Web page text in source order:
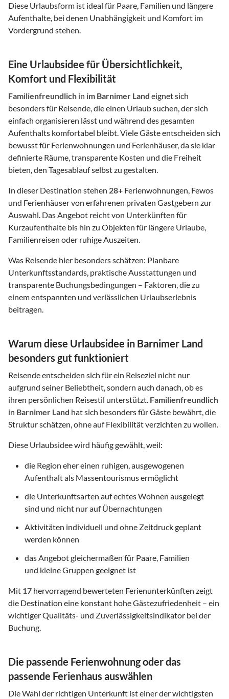
Diese Urlaubsform ist ideal für Paare, Familien und längere
Aufenthalte, bei denen Unabhängigkeit und Komfort im
Vordergrund stehen.
Eine Urlaubsidee für Übersichtlichkeit,
Komfort und Flexibilität
Familienfreundlich in im Barnimer Land eignet sich
besonders für Reisende, die einen Urlaub suchen, der sich
einfach organisieren lässt und während des gesamten
Aufenthalts komfortabel bleibt. Viele Gäste entscheiden sich
bewusst für Ferienwohnungen und Ferienhäuser, da sie klar
definierte Räume, transparente Kosten und die Freiheit
bieten, den Tagesablauf selbst zu gestalten.
In dieser Destination stehen 28+ Ferienwohnungen, Fewos
und Ferienhäuser von erfahrenen privaten Gastgebern zur
Auswahl. Das Angebot reicht von Unterkünften für
Kurzaufenthalte bis hin zu Objekten für längere Urlaube,
Familienreisen oder ruhige Auszeiten.
Was Reisende hier besonders schätzen: Planbare
Unterkunftsstandards, praktische Ausstattungen und
transparente Buchungsbedingungen – Faktoren, die zu
einem entspannten und verlässlichen Urlaubserlebnis
beitragen.
Warum diese Urlaubsidee in Barnimer Land
besonders gut funktioniert
Reisende entscheiden sich für ein Reiseziel nicht nur
aufgrund seiner Beliebtheit, sondern auch danach, ob es
ihren persönlichen Reisestil unterstützt. Familienfreundlich
in Barnimer Land hat sich besonders für Gäste bewährt, die
Struktur schätzen, ohne auf Flexibilität verzichten zu wollen.
Diese Urlaubsidee wird häufig gewählt, weil:
die Region eher einen ruhigen, ausgewogenen
Aufenthalt als Massentourismus ermöglicht
die Unterkunftsarten auf echtes Wohnen ausgelegt
sind und nicht nur auf Übernachtungen
Aktivitäten individuell und ohne Zeitdruck geplant
werden können
das Angebot gleichermaßen für Paare, Familien
und kleine Gruppen geeignet ist
Mit 17 hervorragend bewerteten Ferienunterkünften zeigt
die Destination eine konstant hohe Gästezufriedenheit – ein
wichtiger Qualitäts- und Zuverlässigkeitsindikator bei der
Buchung.
Die passende Ferienwohnung oder das
passende Ferienhaus auswählen
Die Wahl der richtigen Unterkunft ist einer der wichtigsten